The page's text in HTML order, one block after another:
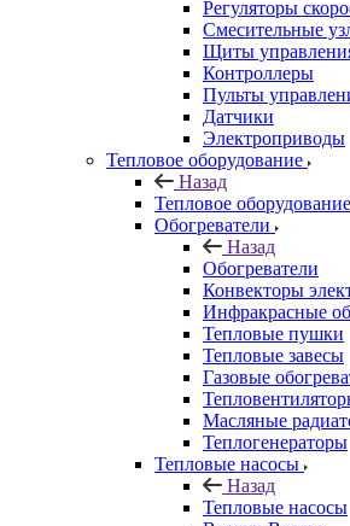
Регуляторы
Смесительные
Щиты
Контроллеры
Пульты
Датчики
Электроприводы
Тепловое оборудование
Назад
Тепловое оборудование
Обогреватели
Назад
Обогреватели
Конвекторы
Инфракрасные
Тепловые пушки
Тепловые завесы
Газовые
Масляные
Теплогенераторы
Тепловые насосы
Назад
Тепловые насосы